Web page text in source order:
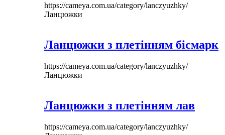
https://cameya.com.ua/category/lanczyuzhky/
Ланцюжки
Ланцюжки з плетінням бісмарк
https://cameya.com.ua/category/lanczyuzhky/
Ланцюжки
Ланцюжки з плетінням лав
https://cameya.com.ua/category/lanczyuzhky/